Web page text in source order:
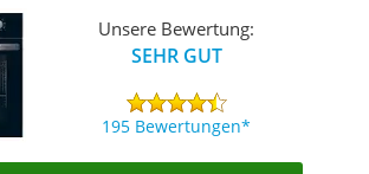
Unsere Bewertung:
SEHR GUT
195 Bewertungen